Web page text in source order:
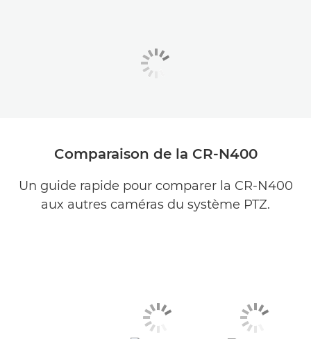
Comparaison de la CR-N400
Un guide rapide pour comparer la CR-N400
aux autres caméras du système PTZ.